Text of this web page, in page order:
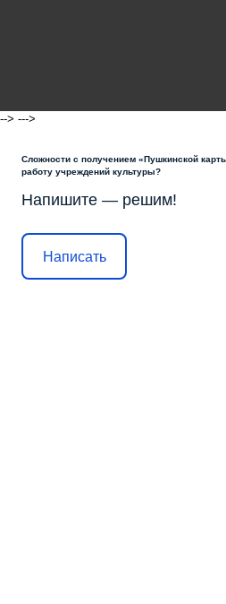
--> --->
Сложности с получением «Пушкинской
работу учреждений культуры?
Напишите — решим!
Написать